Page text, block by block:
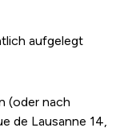
aufgelegt
(oder nach
de Lausanne 14,